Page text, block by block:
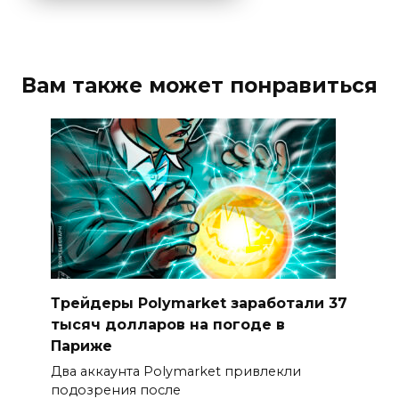
Вам также может понравиться
Трейдеры Polymarket заработали 37
тысяч долларов на погоде в
Париже
Два аккаунта Polymarket привлекли
подозрения после